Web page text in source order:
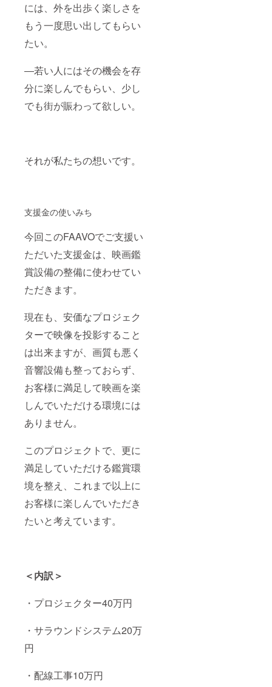
には、外を出歩く楽しさを
もう一度思い出してもらい
たい。
―若い人にはその機会を存
分に楽しんでもらい、少し
でも街が賑わって欲しい。
それが私たちの想いです。
支援金の使いみち
今回このFAAVOでご支援い
ただいた支援金は、映画鑑
賞設備の整備に使わせてい
ただきます。
現在も、安価なプロジェク
ターで映像を投影すること
は出来ますが、画質も悪く
音響設備も整っておらず、
お客様に満足して映画を楽
しんでいただける環境には
ありません。
このプロジェクトで、更に
満足していただける鑑賞環
境を整え、これまで以上に
お客様に楽しんでいただき
たいと考えています。
＜内訳＞
・プロジェクター40万円
・サラウンドシステム20万
円
・配線工事10万円